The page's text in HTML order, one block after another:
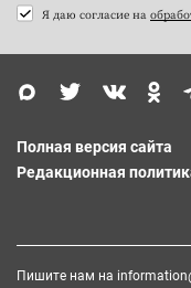
Я даю согласие на
Полная версия сайта
Редакционная
Пишите нам на